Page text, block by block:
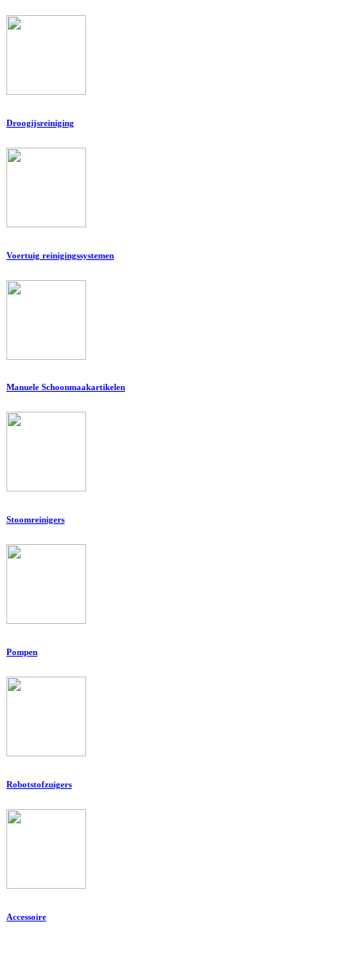
Droogijsreiniging
Voertuig reinigingssystemen
Manuele Schoonmaakartikelen
Stoomreinigers
Pompen
Robotstofzuigers
Accessoire